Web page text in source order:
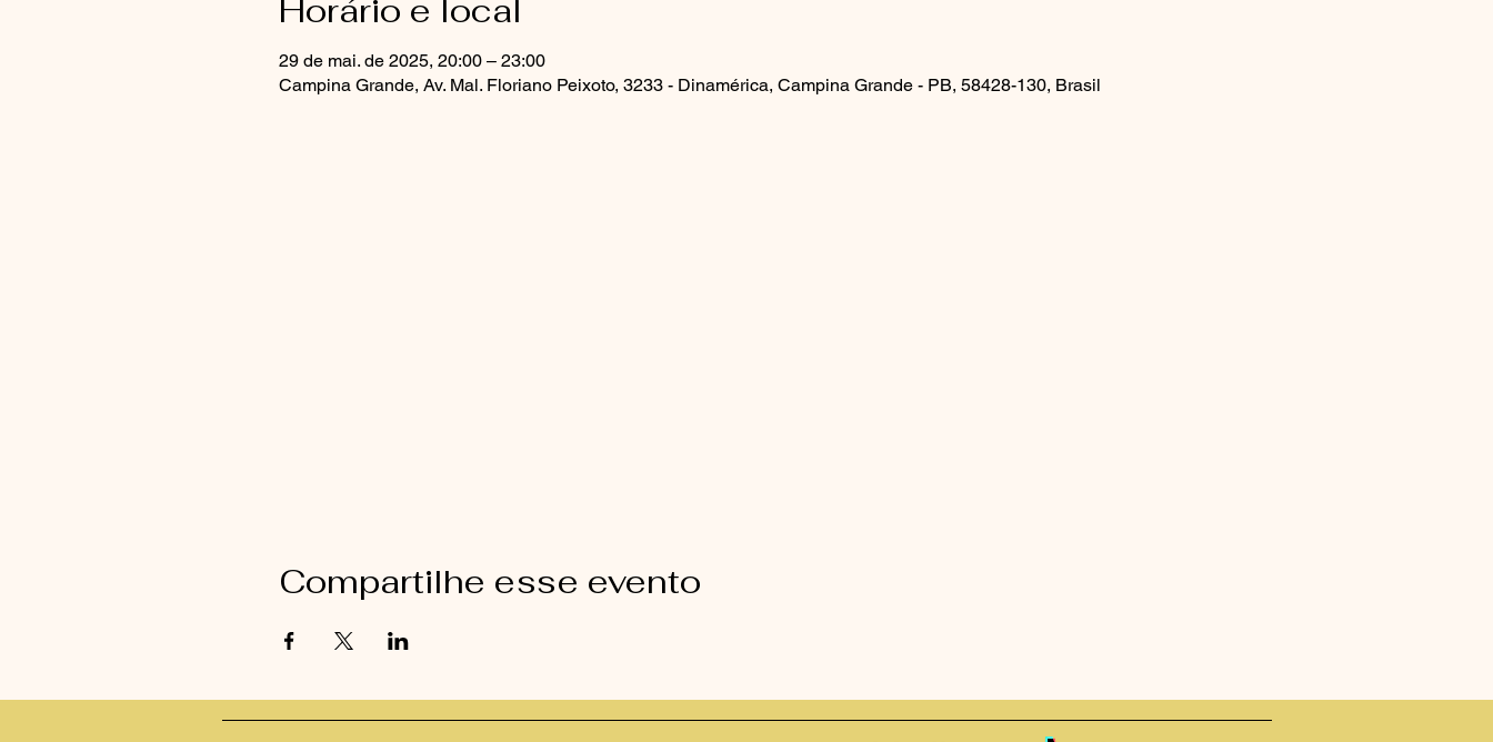
Horário e local
29 de mai. de 2025, 20:00 – 23:00
Campina Grande, Av. Mal. Floriano Peixoto, 3233 - Dinamérica, Campina Grande - PB, 58428-130, Brasil
Compartilhe esse evento